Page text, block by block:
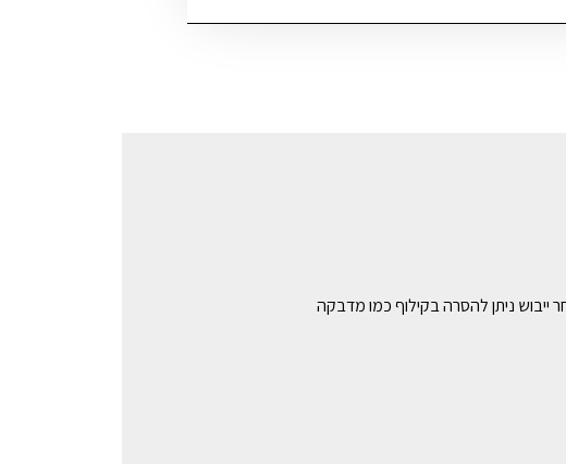
ייבוש ניתן להסרה בקילוף כמו מדבקה